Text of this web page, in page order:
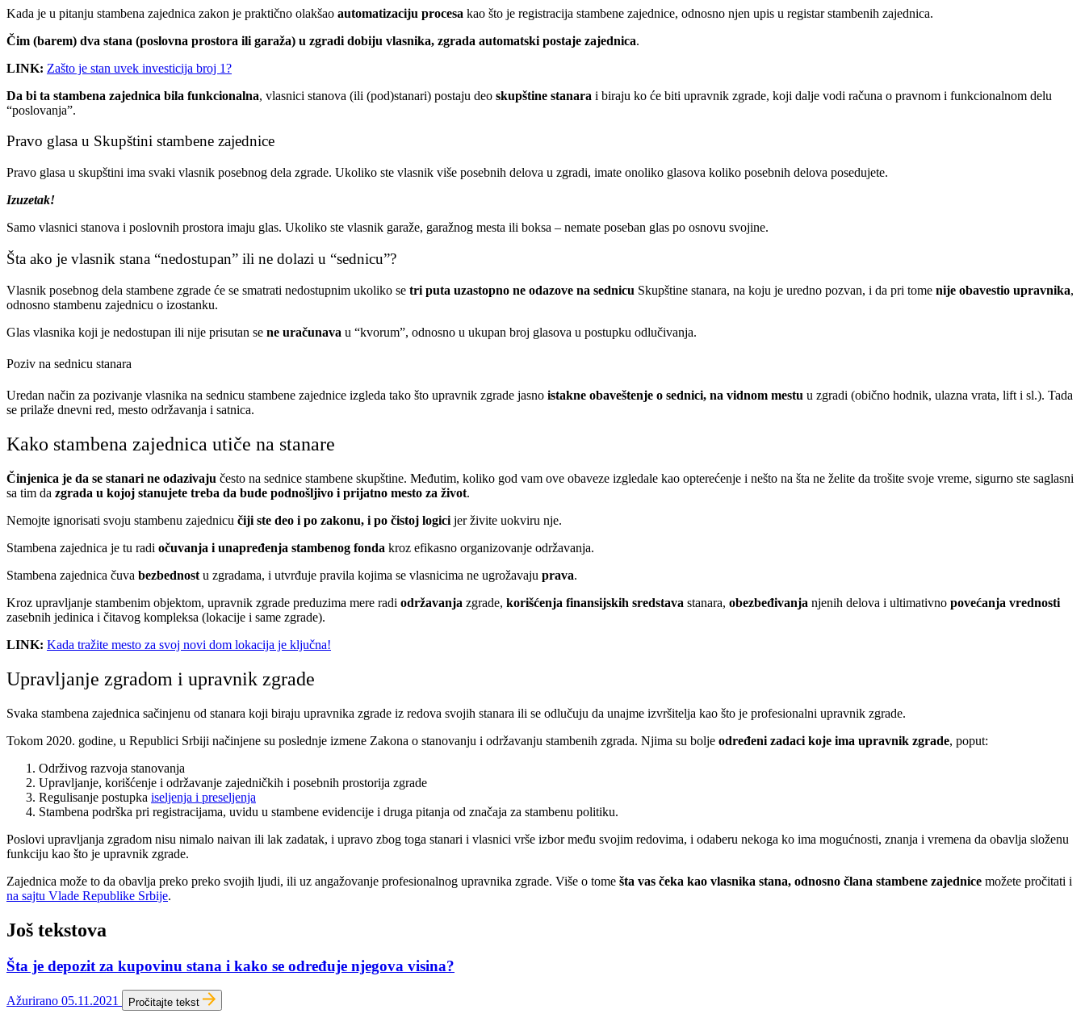
Kada je u pitanju stambena zajednica zakon je praktično olakšao automatizaciju procesa kao što je registracija stambene zajednice, odnosno njen upis u registar stambenih zajednica.
Čim (barem) dva stana (poslovna prostora ili garaža) u zgradi dobiju vlasnika, zgrada automatski postaje zajednica.
LINK: Zašto je stan uvek investicija broj 1?
Da bi ta stambena zajednica bila funkcionalna, vlasnici stanova (ili (pod)stanari) postaju deo skupštine stanara i biraju ko će biti upravnik zgrade, koji dalje vodi računa o pravnom i funkcionalnom delu
“poslovanja”.
Pravo glasa u Skupštini stambene zajednice
Pravo glasa u skupštini ima svaki vlasnik posebnog dela zgrade. Ukoliko ste vlasnik više posebnih delova u zgradi, imate onoliko glasova koliko posebnih delova posedujete.
Izuzetak!
Samo vlasnici stanova i poslovnih prostora imaju glas. Ukoliko ste vlasnik garaže, garažnog mesta ili boksa – nemate poseban glas po osnovu svojine.
Šta ako je vlasnik stana “nedostupan” ili ne dolazi u “sednicu”?
Vlasnik posebnog dela stambene zgrade će se smatrati nedostupnim ukoliko se tri puta uzastopno ne odazove na sednicu Skupštine stanara, na koju je uredno pozvan, i da pri tome nije obavestio upravnika,
odnosno stambenu zajednicu o izostanku.
Glas vlasnika koji je nedostupan ili nije prisutan se ne uračunava u “kvorum”, odnosno u ukupan broj glasova u postupku odlučivanja.
Poziv na sednicu stanara
Uredan način za pozivanje vlasnika na sednicu stambene zajednice izgleda tako što upravnik zgrade jasno istakne obaveštenje o sednici, na vidnom mestu u zgradi (obično hodnik, ulazna vrata, lift i sl.). Tada
se prilaže dnevni red, mesto održavanja i satnica.
Kako stambena zajednica utiče na stanare
Činjenica je da se stanari ne odazivaju često na sednice stambene skupštine. Međutim, koliko god vam ove obaveze izgledale kao opterećenje i nešto na šta ne želite da trošite svoje vreme, sigurno ste saglasni
sa tim da zgrada u kojoj stanujete treba da bude podnošljivo i prijatno mesto za život.
Nemojte ignorisati svoju stambenu zajednicu čiji ste deo i po zakonu, i po čistoj logici jer živite uokviru nje.
Stambena zajednica je tu radi očuvanja i unapređenja stambenog fonda kroz efikasno organizovanje održavanja.
Stambena zajednica čuva bezbednost u zgradama, i utvrđuje pravila kojima se vlasnicima ne ugrožavaju prava.
Kroz upravljanje stambenim objektom, upravnik zgrade preduzima mere radi održavanja zgrade, korišćenja finansijskih sredstava stanara, obezbeđivanja njenih delova i ultimativno povećanja vrednosti
zasebnih jedinica i čitavog kompleksa (lokacije i same zgrade).
LINK: Kada tražite mesto za svoj novi dom lokacija je ključna!
Upravljanje zgradom i upravnik zgrade
Svaka stambena zajednica sačinjenu od stanara koji biraju upravnika zgrade iz redova svojih stanara ili se odlučuju da unajme izvršitelja kao što je profesionalni upravnik zgrade.
Tokom 2020. godine, u Republici Srbiji načinjene su poslednje izmene Zakona o stanovanju i održavanju stambenih zgrada. Njima su bolje određeni zadaci koje ima upravnik zgrade, poput:
Održivog razvoja stanovanja
Upravljanje, korišćenje i održavanje zajedničkih i posebnih prostorija zgrade
Regulisanje postupka iseljenja i preseljenja
Stambena podrška pri registracijama, uvidu u stambene evidencije i druga pitanja od značaja za stambenu politiku.
Poslovi upravljanja zgradom nisu nimalo naivan ili lak zadatak, i upravo zbog toga stanari i vlasnici vrše izbor među svojim redovima, i odaberu nekoga ko ima mogućnosti, znanja i vremena da obavlja složenu
funkciju kao što je upravnik zgrade.
Zajednica može to da obavlja preko preko svojih ljudi, ili uz angažovanje profesionalnog upravnika zgrade. Više o tome šta vas čeka kao vlasnika stana, odnosno člana stambene zajednice možete pročitati i
na sajtu Vlade Republike Srbije.
Još tekstova
Šta je depozit za kupovinu stana i kako se određuje njegova visina?
Ažurirano 05.11.2021 Pročitajte tekst